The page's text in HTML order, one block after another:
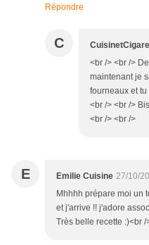
Répondre
C
<br /> <br />
maintenant je
fourneaux et
<br /> <br />
<br /> <br />
E Emilie Cuisine 27/10/
Mhhhh prépare moi un
et j'arrive !! j'adore
Très belle recette :)<br